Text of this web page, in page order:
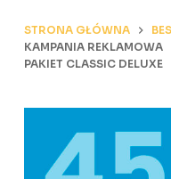
e
c
STRONA GŁÓWNA
KAMPANIA REKLAMOWA
PAKIET CLASSIC DELUXE